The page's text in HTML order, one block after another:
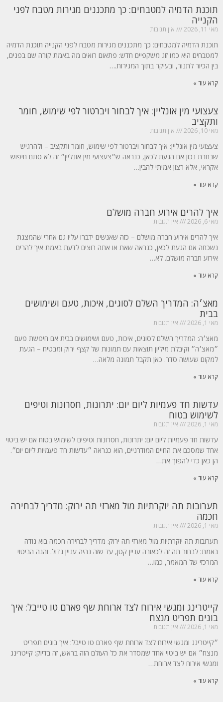
תוכנת הדמיה למטבחים: כך מתכננים מגירות מטבח לפני
הקנייה
מאי 11, 2026 אין תגובות
תוכנת הדמיה למטבחים: כך מתכננים מגירות מטבח לפני הקנייה תוכנת הדמיה
למטבחים היא כמו זוג משקפיים חדש: פתאום רואים מה באמת קורה שם בפנים,
בין הכיור לתנור, ובעיקר בתוך המגירות.…
קרא עוד »
צעצועי מין אונליין: איך לבחור ויברטור לפי שימוש, חומר
ותקציב
מאי 10, 2026 אין תגובות
צעצועי מין אונליין: איך לבחור ויברטור לפי שימוש, חומר ותקציב – ולהרגיש
שבחרת נכון אם הגעת לכאן, כנראה ש״צעצועי מין אונליין״ זה לא סתם חיפוש
אקראי, אלא רצון אמיתי להבין…
קרא עוד »
איך להרים אירוע חברה מושלם
מאי 6, 2026 אין תגובות
איך להרים אירוע חברה מושלם – כזה שאנשים ידברו עליו גם אחרי שהמצגת
נשכחה אם הגעת לכאן, כנראה שאת או אתה רוצים לדעת באמת איך להרים
אירוע חברה מושלם. לא…
קרא עוד »
מאצ׳ה: המדריך השלם לסוגים, איכות, טעם ושימושים
בבית
מאי 1, 2026 אין תגובות
מאצ׳ה: המדריך השלם לסוגים, איכות, טעם ושימושים בבית אם חיפשת פעם
״מאצ׳ה״ וקיבלת מיליון תוצאות עם תמונות של קצף ירוק ומבטיח – הגעת
למקום שעושה סדר. כאן תקבל תמונה מלאה…
קרא עוד »
עדשות חד פעמיות ליום יום: יתרונות, חסרונות וטיפים
לשימוש בטוח
מאי 1, 2026 אין תגובות
עדשות חד פעמיות ליום יום: יתרונות, חסרונות וטיפים לשימוש בטוח אם יש ביטוי
אחד שמסכם את החיים המודרניים, הוא כנראה ״עדשות חד פעמיות ליום יום״.
הן כאן כדי להפוך את…
קרא עוד »
תערובות תה יוקרתיות מול מארזי תה ירוק: מדריך לבחירה
חכמה
מאי 1, 2026 אין תגובות
תערובות תה יוקרתיות מול מארזי תה ירוק: מדריך לבחירה חכמה בוא נודה
באמת: לבחור תה זה לכאורה עניין קטן, עד שזה נהיה עניין גדול. והנה הביטוי
המרכזי של המאמר, כמו…
קרא עוד »
קייטרינג ומגשי אירוח לצד ארוחת שף פארם טו טייבל: איך
בונים תפריט מנצח
מאי 1, 2026 אין תגובות
״קייטרינג ומגשי אירוח לצד ארוחת שף פארם טו טייבל: איך בונים תפריט
מנצח״ אם יש ביטוי אחד שמסדר את כל העולם הזה בראש, זה בדיוק: קייטרינג
ומגשי אירוח לצד ארוחת…
קרא עוד »